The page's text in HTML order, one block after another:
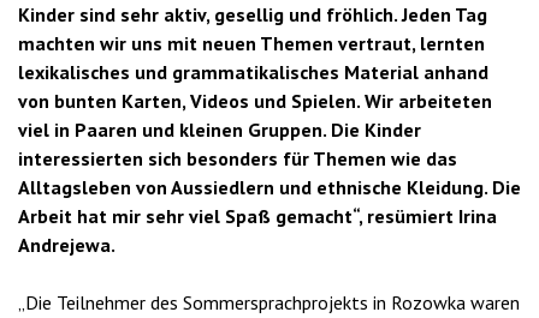
Kinder sind sehr aktiv, gesellig und fröhlich. Jeden Tag
machten wir uns mit neuen Themen vertraut, lernten
lexikalisches und grammatikalisches Material anhand
von bunten Karten, Videos und Spielen. Wir arbeiteten
viel in Paaren und kleinen Gruppen. Die Kinder
interessierten sich besonders für Themen wie das
Alltagsleben von Aussiedlern und ethnische Kleidung. Die
Arbeit hat mir sehr viel Spaß gemacht“, resümiert Irina
Andrejewa.
„Die Teilnehmer des Sommersprachprojekts in Rozowka waren